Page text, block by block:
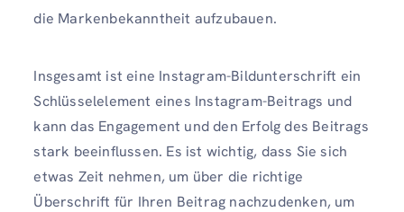
die Markenbekanntheit aufzubauen.
Insgesamt ist eine Instagram-Bildunterschrift ein
Schlüsselelement eines Instagram-Beitrags und
kann das Engagement und den Erfolg des Beitrags
stark beeinflussen. Es ist wichtig, dass Sie sich
etwas Zeit nehmen, um über die richtige
Überschrift für Ihren Beitrag nachzudenken, um